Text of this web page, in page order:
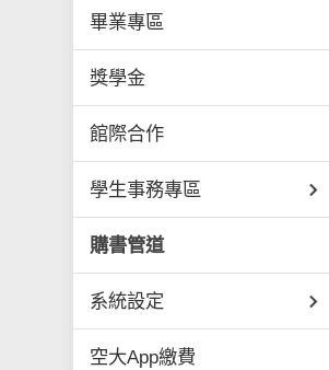
畢業專區
獎學金
館際合作
學生事務專區
購書管道
系統設定
空大App繳費